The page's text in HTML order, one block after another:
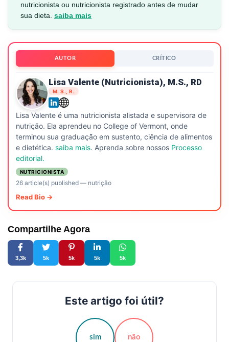
nutricionista ou nutricionista registrado antes de mudar
sua dieta. saiba mais
AUTOR CRÍTICO
Lisa Valente (nutricionista), M.S., RD
M. S., R.
Lisa Valente é uma nutricionista alistada e supervisora de
nutrição. Ela aprendeu no College of Vermont, onde
terminou sua graduação em sustento, ciência de alimentos
e dietética. saiba mais. Aprenda sobre nossos Processo
editorial.
NUTRICIONISTA
26 article(s) published— nutrição
Read Bio →
Compartilhe Agora
3,3k 5k 5k 5k 5k
Este artigo foi útil?
sim não